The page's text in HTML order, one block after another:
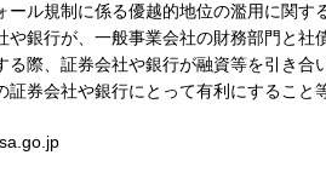
ール規制に係る優越的地位の濫用に関す
や銀行が、一般事業会社の財務部門と
る際、証券会社や銀行が融資等を引き合
証券会社や銀行にとって有利にすること